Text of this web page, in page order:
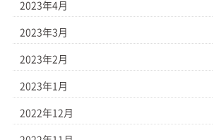
2023年4月
2023年3月
2023年2月
2023年1月
2022年12月